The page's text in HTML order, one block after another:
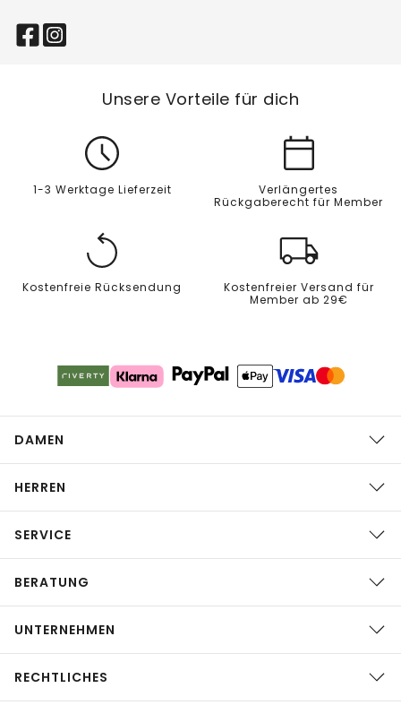
Unsere Vorteile für dich
1-3 Werktage Lieferzeit
Verlängertes
Rückgaberecht für Member
Kostenfreie Rücksendung
Kostenfreier Versand für
Member ab 29€
DAMEN
HERREN
SERVICE
BERATUNG
UNTERNEHMEN
RECHTLICHES